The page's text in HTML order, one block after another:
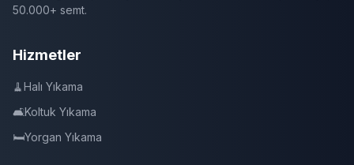
50.000+ semt.
Hizmetler
🧹Halı Yıkama
🛋️Koltuk Yıkama
🛏️Yorgan Yıkama